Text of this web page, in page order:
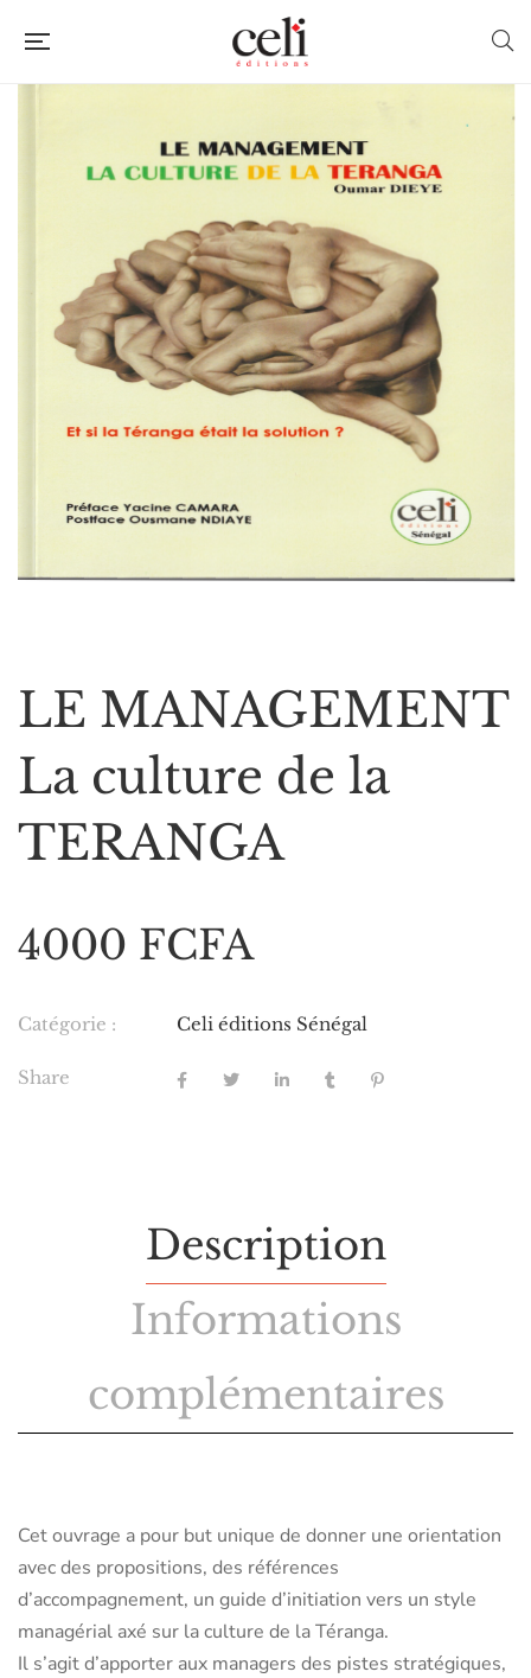
LE MANAGEMENT
La culture de la
TERANGA
4000 FCFA
Catégorie : Celi éditions Sénégal
Share
Description
Informations
complémentaires
Cet ouvrage a pour but unique de donner une orientation
avec des propositions, des références
d’accompagnement, un guide d’initiation vers un style
managérial axé sur la culture de la Téranga.
Il s’agit d’apporter aux managers des pistes stratégiques,